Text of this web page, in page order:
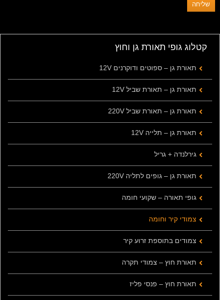
קטלוג גופי תאורת גן וחוץ
תאורת גן – ספוטים ודוקרנים 12V
תאורת גן – תאורת שביל 12V
תאורת גן – תאורת שביל 220V
תאורת גן – תלייה 12V
גירלנדה + גריל
תאורת גן – גופים לתליה 220V
גופי תאורה – שקועי חומה
צמודי קיר וחומה
צמודים בתוספת זרוע קיר
תאורת חוץ – צמודי תקרה
תאורת חוץ – פנסי פליז